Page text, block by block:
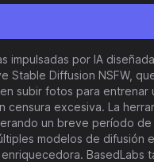
impulsadas por IA
Stable Diffusion NSFW,
subir fotos para
excesiva. La
un breve período
BasedLabs